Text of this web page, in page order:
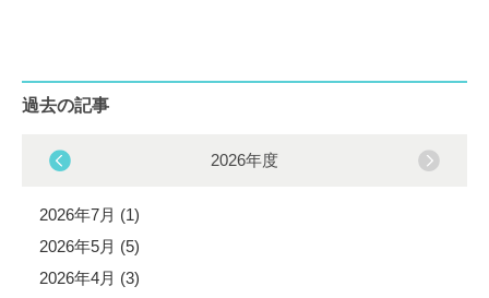
過去の記事
2026年度
2026年7月 (1)
2026年5月 (5)
2026年4月 (3)